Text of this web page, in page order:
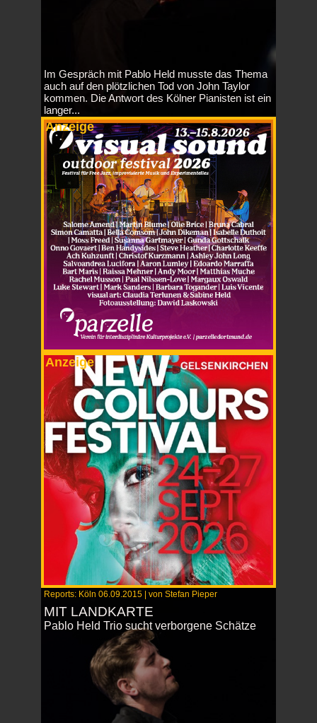
Im Gespräch mit Pablo Held musste das Thema
auch auf den plötzlichen Tod von John Taylor
kommen. Die Antwort des Kölner Pianisten ist ein
langer...
Anzeige
Anzeige
Anzeige
Anzeige
Reports: Köln 06.09.2015 | von Stefan Pieper
​MIT LANDKARTE
Pablo Held Trio sucht verborgene Schätze